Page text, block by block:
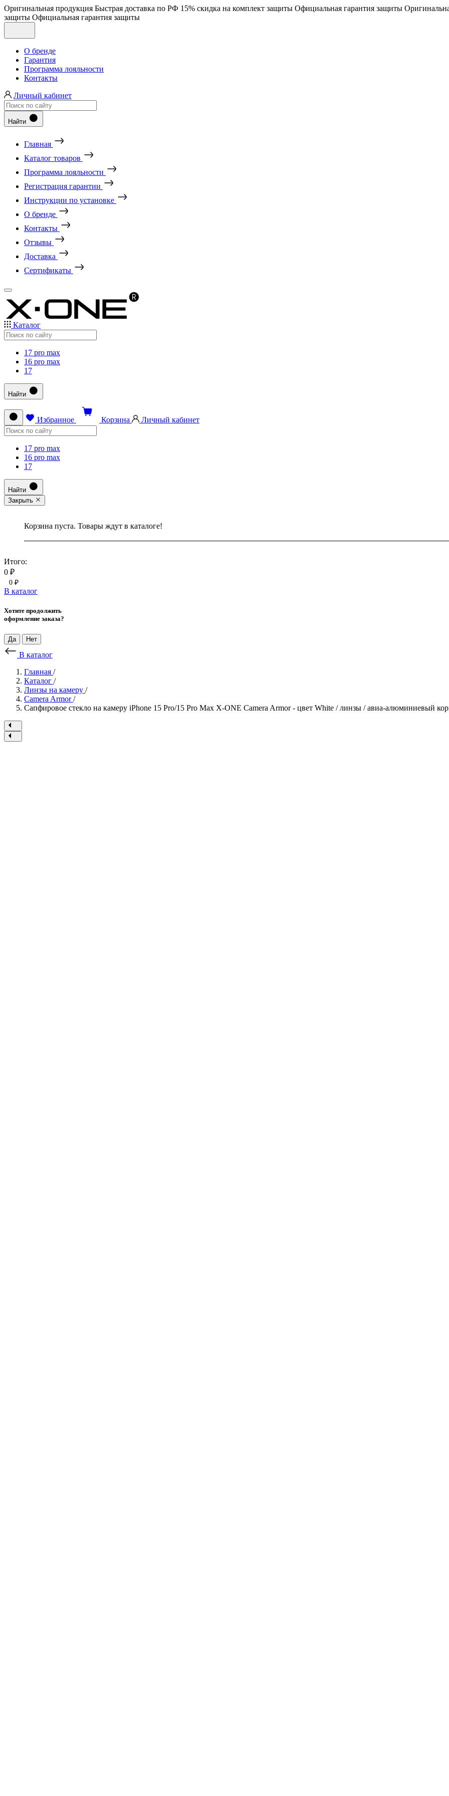
Оригинальная продукция Быстрая доставка по РФ 15% скидка на комплект защиты Официальная гарантия защиты
защиты Официальная гарантия защиты
О бренде
Гарантия
Программа лояльности
Контакты
Личный кабинет
Найти
Главная
Каталог товаров
Программа лояльности
Регистрация гарантии
Инструкции по установке
О бренде
Контакты
Отзывы
Доставка
Сертификаты
Каталог
17 pro max
16 pro max
17
Найти
Избранное Корзина Личный кабинет
17 pro max
16 pro max
17
Найти
Закрыть
Корзина пуста. Товары ждут в каталоге!
Итого:
0 ₽
0 ₽
В каталог
Хотите продолжить
оформление заказа?
Да Нет
В каталог
Главная /
Каталог /
Линзы на камеру /
Camera Armor/
Сапфировое стекло на камеру iPhone 15 Pro/15 Pro Max X-ONE Camera Armor - цвет White / линзы / авиа-алюминиевый